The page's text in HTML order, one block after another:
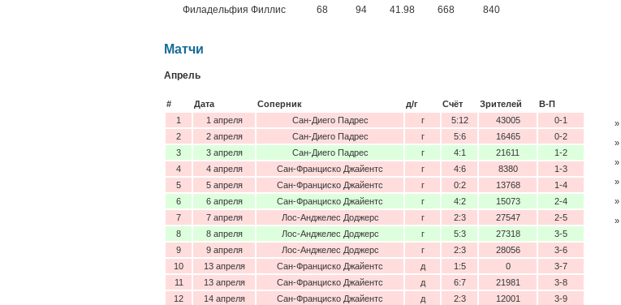
Филадельфия Филлис
68 94 41.98 668 840
Матчи
Апрель
# Дата Соперник д/г Счёт Зрителей
В-П
1
1 апреля Сан-Диего Падрес г 5:12 43005
0-1
2
2 апреля Сан-Диего Падрес г 5:6 16465
0-2
3
3 апреля Сан-Диего Падрес г 4:1 21611
1-2
4
4 апреля Сан-Франциско Джайентс г 4:6 8380
1-3
5
5 апреля Сан-Франциско Джайентс г 0:2 13768
1-4
6
6 апреля Сан-Франциско Джайентс г 4:2 15073
2-4
7
7 апреля Лос-Анджелес Доджерс г 2:3 27547
2-5
8
8 апреля Лос-Анджелес Доджерс г 5:3 27318
3-5
9
9 апреля Лос-Анджелес Доджерс г 2:3 28056
3-6
10
13 апреля Сан-Франциско Джайентс д 1:5 0
3-7
11
13 апреля Сан-Франциско Джайентс д 6:7 21981
3-8
12
14 апреля Сан-Франциско Джайентс д 2:3 12001
3-9